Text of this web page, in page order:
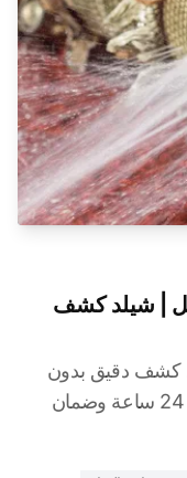
| شيلد كشف
كشف دقيق بدون
تكسير باستخدام أحدث الأجهزة. خدمة 24 ساعة وضمان